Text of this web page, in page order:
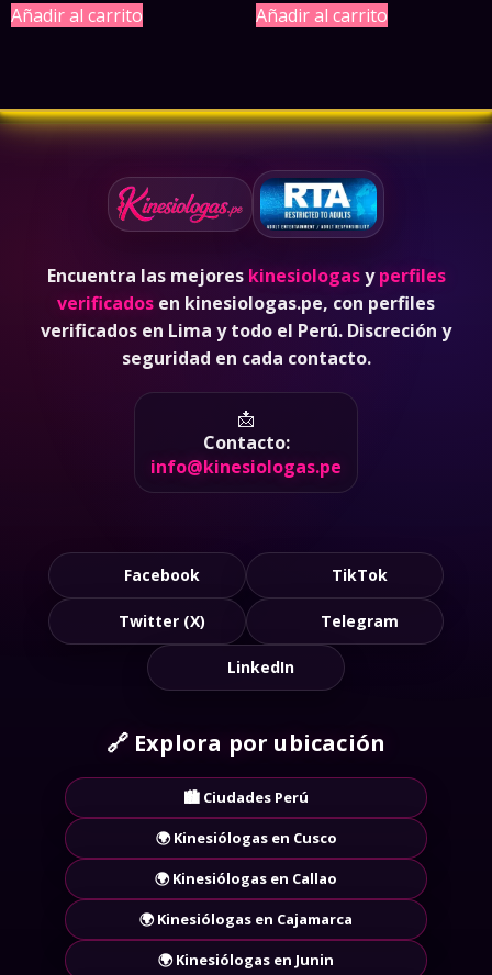
original
era:
Añadir al carrito
original
era:
Añadir al carrito
Encuentra las mejores kinesiologasyperfiles
verificados en kinesiologas.pe, con perfiles
verificados en Lima y todo el Perú. Discreción y
seguridad en cada contacto.
📩
Contacto:
info@kinesiologas.pe
Facebook TikTok
Twitter (X) Telegram
LinkedIn
🔗 Explora por ubicación
🏙️ Ciudades Perú
🌍 Kinesiólogas en Cusco
🌍 Kinesiólogas en Callao
🌍 Kinesiólogas en Cajamarca
🌍 Kinesiólogas en Junin